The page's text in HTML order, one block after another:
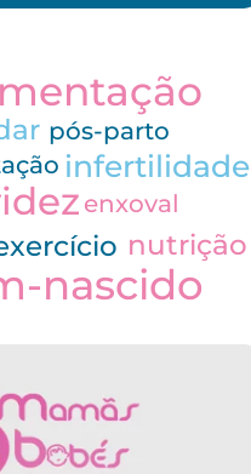
pós-parto
infertilidade
enxoval
nutrição
nascido